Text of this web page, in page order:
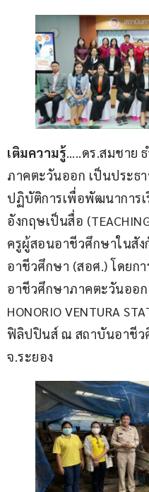
เติมความรู้…..ดร.สมชาย
ภาคตะวันออก เป็นประธ
ปฏิบัติการเพื่อพัฒนาการ
อังกฤษเป็นสื่อ
ครูผู้สอนอาชีวศึกษาในสัง
อาชีวศึกษา (สอศ.) โดยก
อาชีวศึกษาภาคตะวันออก
HONORIO VENTURA
ฟิลิปปินส์ ณ สถาบันอาชีว
จ.ระยอง